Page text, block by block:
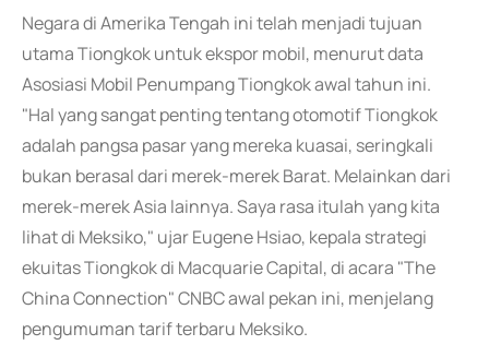
Negara di Amerika Tengah ini telah menjadi tujuan
utama Tiongkok untuk ekspor mobil, menurut data
Asosiasi Mobil Penumpang Tiongkok awal tahun ini.
"Hal yang sangat penting tentang otomotif Tiongkok
adalah pangsa pasar yang mereka kuasai, seringkali
bukan berasal dari merek-merek Barat. Melainkan dari
merek-merek Asia lainnya. Saya rasa itulah yang kita
lihat di Meksiko," ujar Eugene Hsiao, kepala strategi
ekuitas Tiongkok di Macquarie Capital, di acara "The
China Connection" CNBC awal pekan ini, menjelang
pengumuman tarif terbaru Meksiko.